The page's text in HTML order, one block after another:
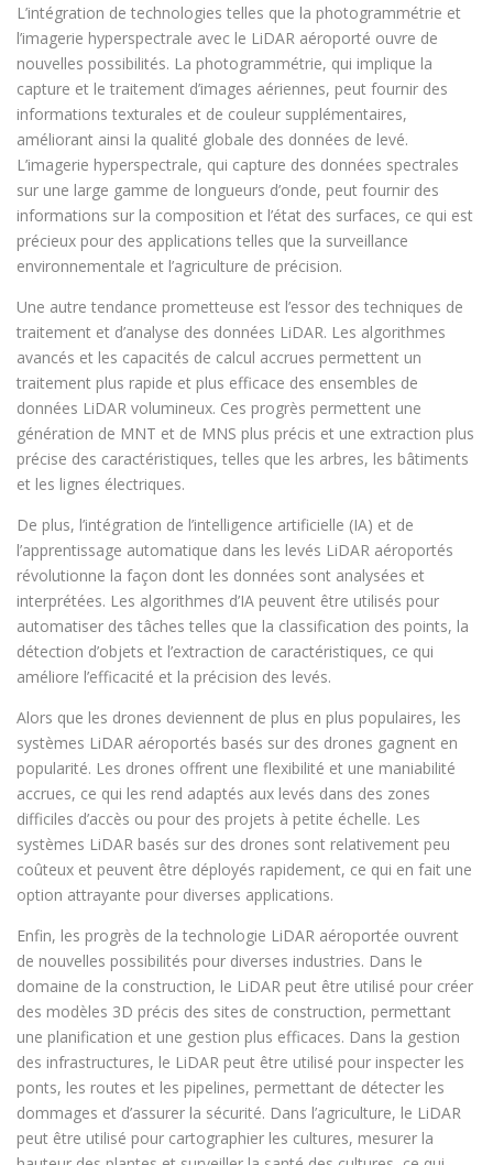
L’intégration de technologies telles que la photogrammétrie et
l’imagerie hyperspectrale avec le LiDAR aéroporté ouvre de
nouvelles possibilités. La photogrammétrie, qui implique la
capture et le traitement d’images aériennes, peut fournir des
informations texturales et de couleur supplémentaires,
améliorant ainsi la qualité globale des données de levé.
L’imagerie hyperspectrale, qui capture des données spectrales
sur une large gamme de longueurs d’onde, peut fournir des
informations sur la composition et l’état des surfaces, ce qui est
précieux pour des applications telles que la surveillance
environnementale et l’agriculture de précision.
Une autre tendance prometteuse est l’essor des techniques de
traitement et d’analyse des données LiDAR. Les algorithmes
avancés et les capacités de calcul accrues permettent un
traitement plus rapide et plus efficace des ensembles de
données LiDAR volumineux. Ces progrès permettent une
génération de MNT et de MNS plus précis et une extraction plus
précise des caractéristiques, telles que les arbres, les bâtiments
et les lignes électriques.
De plus, l’intégration de l’intelligence artificielle (IA) et de
l’apprentissage automatique dans les levés LiDAR aéroportés
révolutionne la façon dont les données sont analysées et
interprétées. Les algorithmes d’IA peuvent être utilisés pour
automatiser des tâches telles que la classification des points, la
détection d’objets et l’extraction de caractéristiques, ce qui
améliore l’efficacité et la précision des levés.
Alors que les drones deviennent de plus en plus populaires, les
systèmes LiDAR aéroportés basés sur des drones gagnent en
popularité. Les drones offrent une flexibilité et une maniabilité
accrues, ce qui les rend adaptés aux levés dans des zones
difficiles d’accès ou pour des projets à petite échelle. Les
systèmes LiDAR basés sur des drones sont relativement peu
coûteux et peuvent être déployés rapidement, ce qui en fait une
option attrayante pour diverses applications.
Enfin, les progrès de la technologie LiDAR aéroportée ouvrent
de nouvelles possibilités pour diverses industries. Dans le
domaine de la construction, le LiDAR peut être utilisé pour créer
des modèles 3D précis des sites de construction, permettant
une planification et une gestion plus efficaces. Dans la gestion
des infrastructures, le LiDAR peut être utilisé pour inspecter les
ponts, les routes et les pipelines, permettant de détecter les
dommages et d’assurer la sécurité. Dans l’agriculture, le LiDAR
peut être utilisé pour cartographier les cultures, mesurer la